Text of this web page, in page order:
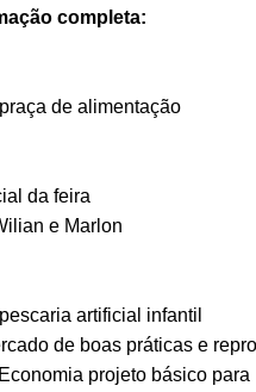
completa:
de alimentação
da feira
e Marlon
artificial infantil
de boas práticas e
projeto básico